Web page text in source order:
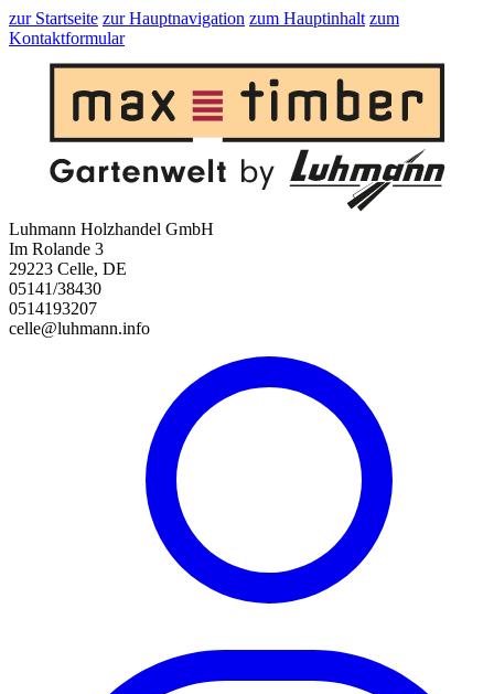
zur Startseite zur Hauptnavigation zum Hauptinhalt zum
Kontaktformular
Luhmann Holzhandel GmbH
Im Rolande 3
29223 Celle, DE
05141/38430
0514193207
celle@luhmann.info